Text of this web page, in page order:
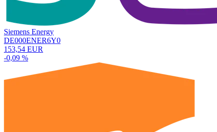
Siemens Energy
DE000ENER6Y0
153,54 EUR
-0,09 %